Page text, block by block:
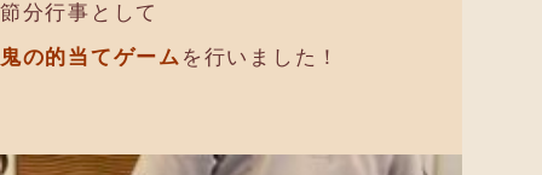
節分行事として
鬼の的当てゲーム を行いました！